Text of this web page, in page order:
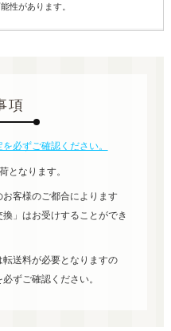
性があります。
項
必ずご確認ください。
となります。
客様のご都合によります
換」はお受けすることができ
送料が必要となりますの
ずご確認ください。